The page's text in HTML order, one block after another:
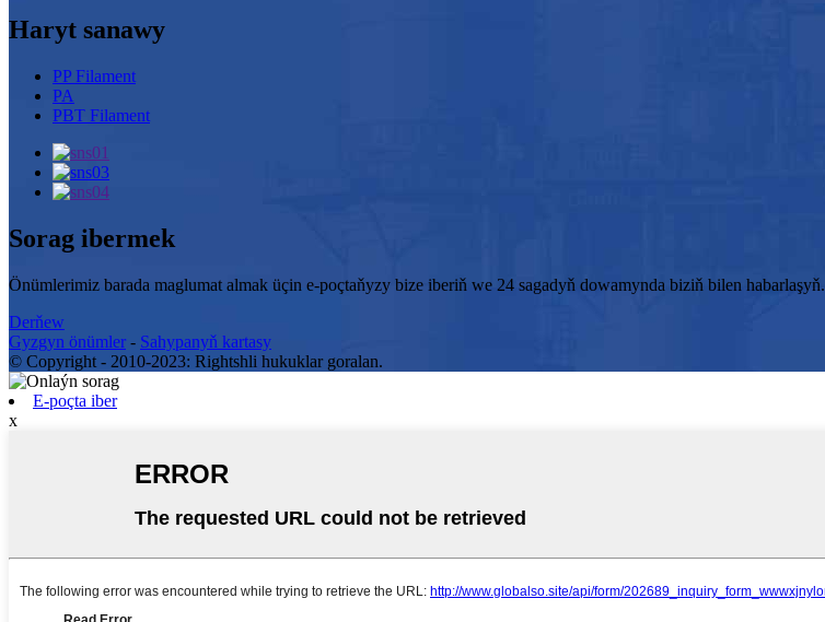
Haryt sanawy
PP Filament
PA
PBT Filament
Sorag ibermek
Önümlerimiz barada maglumat almak üçin e-poçtaňyzy bize iberiň we 24 sagadyň dowamynda biziň bilen habarlaşyň.
Derňew
Gyzgyn önümler - Sahypanyň kartasy
© Copyright - 2010-2023: Rightshli hukuklar goralan.
E-poçta iber
x